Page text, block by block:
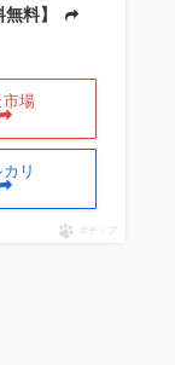
料】
場
リ
ポチップ